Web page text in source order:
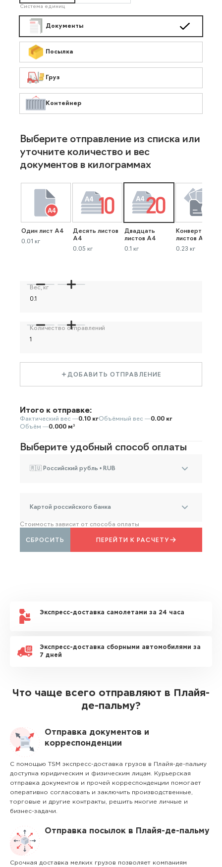
Система единиц
Документы
Посылка
Груз
Контейнер
Выберите отправление из списка или
уточните количество и вес
документов в килограммах
Один лист А4
0.01 кг
Десять листов
А4
0.05 кг
Двадцать
листов А4
0.1 кг
Конверт до 40
листов А4
0.23 кг
Вес, кг
Количество отправлений
ДОБАВИТЬ ОТПРАВЛЕНИЕ
Итого к отправке:
Фактический вес —0.10 кгОбъёмный вес —0.00 кг
Объём —0.000 м³
Выберите удобный способ оплаты
🇷🇺 Российский рубль • RUB
Картой российского банка
Стоимость зависит от способа оплаты
ПЕРЕЙТИ К РАСЧЕТУ
СБРОСИТЬ
Экспресс-доставка самолетами за 24 часа
Экспресс-доставка сборными автомобилями за
7 дней
Что чаще всего отправляют в Плайя-
де-пальму?
Отправка документов и
корреспонденции
С помощью TSM экспресс-доставка грузов в Плайя-де-пальму
доступна юридическим и физическим лицам. Курьерская
отправка документов и прочей корреспонденции помогает
оперативно согласовать и заключить производственные,
торговые и другие контракты, решить многие личные и
бизнес-задачи.
Отправка посылок в Плайя-де-пальму
Срочная доставка мелких грузов позволяет компаниям